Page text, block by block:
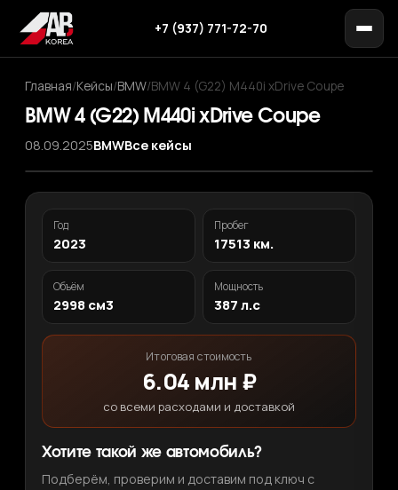
+7 (937) 771-72-70
Главная/Кейсы/BMW/BMW 4 (G22) M440i xDrive Coupe
BMW 4 (G22) M440i xDrive Coupe
08.09.2025BMWВсе кейсы
‹
›
1/ 12
Год
2023
Пробег
17513 км.
Объём
2998 см3
Мощность
387 л.с
Итоговая стоимость
6.04 млн ₽
со всеми расходами и доставкой
Хотите такой же автомобиль?
Подберём, проверим и доставим под ключ с